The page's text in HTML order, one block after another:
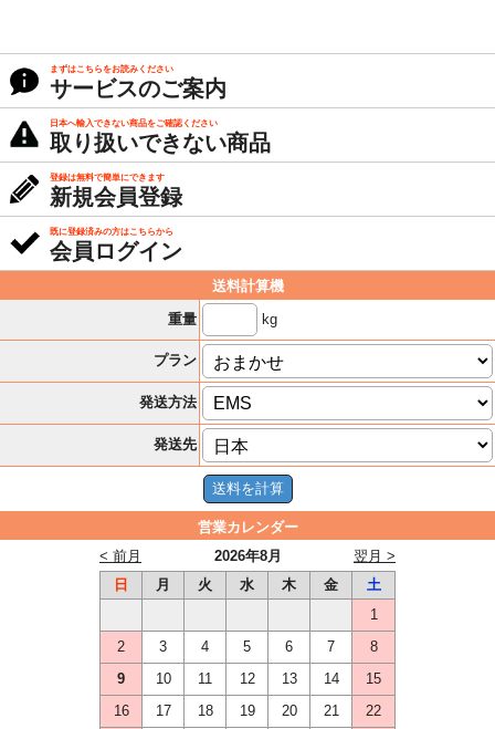
まずはこちらをお読みください
サービスのご案内
日本へ輸入できない商品をご確認ください
取り扱いできない商品
登録は無料で簡単にできます
新規会員登録
既に登録済みの方はこちらから
会員ログイン
送料計算機
重量
kg
プラン
発送方法
発送先
営業カレンダー
2026年8月
< 前月
翌月 >
日
月 火 水 木 金
土
1
2
3 4 5 6 7
8
9
10 11 12 13 14
15
16
17 18 19 20 21
22